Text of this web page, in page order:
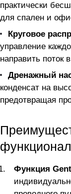
практически
для спален и
Круговое
управление
направить поток
Дренажный
конденсат на
предотвращая
Функция